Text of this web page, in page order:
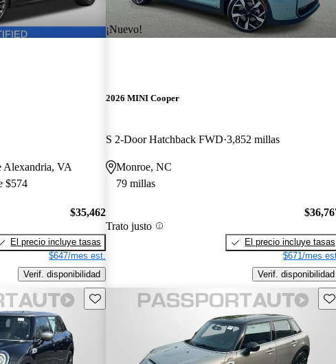
Alexandria, VA
$574
$35,462
El precio incluye tasas
$647/mes est.
Verif. disponibilidad
¡Nuevo!
2026 MINI Cooper
S 2-Door Hatchback FWD 3,852 millas
Monroe, NC
79 millas
Trato justo
El precio incluye tasas
$671/mes
Verif. disponibilidad
Guarda este Aviso